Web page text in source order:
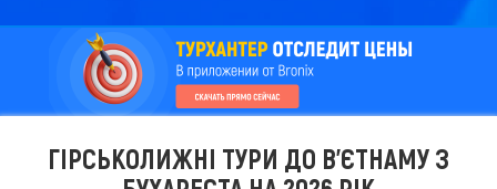
ГІРСЬКОЛИЖНІ ТУРИ ДО В'ЄТНАМУ З